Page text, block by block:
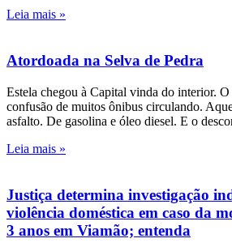
Leia mais »
Atordoada na Selva de Pedra
Estela chegou à Capital vinda do interior.
confusão de muitos ônibus circulando.
asfalto. De gasolina e óleo diesel. E o
Leia mais »
Justiça determina investigação
violência doméstica em caso da
3 anos em Viamão; entenda